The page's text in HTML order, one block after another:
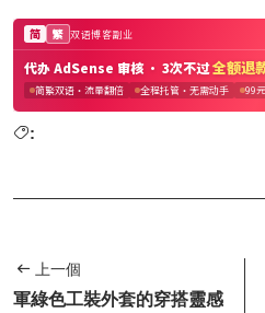
:
上一個
軍綠色工裝外套的穿搭靈感